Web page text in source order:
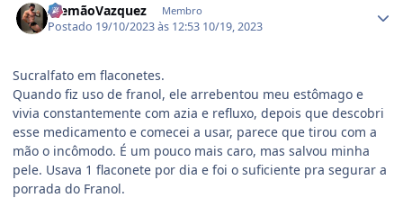
AlemãoVazquez Membro
Postado 19/10/2023 às 12:53 10/19, 2023
Sucralfato em flaconetes.
Quando fiz uso de franol, ele arrebentou meu estômago e
vivia constantemente com azia e refluxo, depois que descobri
esse medicamento e comecei a usar, parece que tirou com a
mão o incômodo. É um pouco mais caro, mas salvou minha
pele. Usava 1 flaconete por dia e foi o suficiente pra segurar a
porrada do Franol.